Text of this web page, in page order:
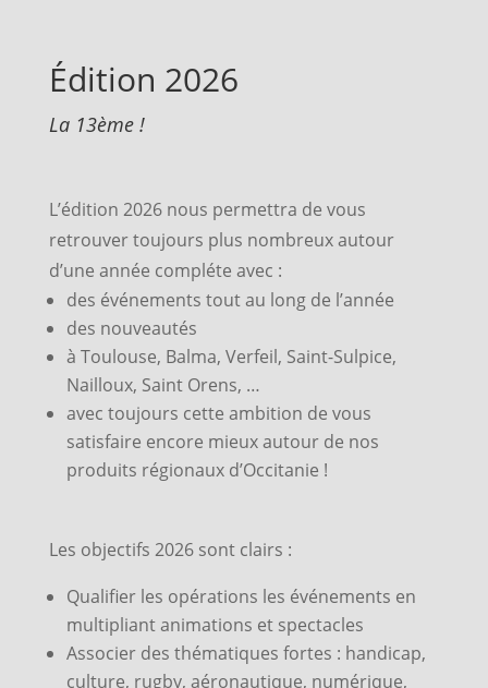
Édition 2026
La 13ème !
L’édition 2026 nous permettra de vous
retrouver toujours plus nombreux autour
d’une année compléte avec :
des événements tout au long de l’année
des nouveautés
à Toulouse, Balma, Verfeil, Saint-Sulpice,
Nailloux, Saint Orens, …
avec toujours cette ambition de vous
satisfaire encore mieux autour de nos
produits régionaux d’Occitanie !
Les objectifs 2026 sont clairs :
Qualifier les opérations les événements en
multipliant animations et spectacles
Associer des thématiques fortes : handicap,
culture, rugby, aéronautique, numérique,